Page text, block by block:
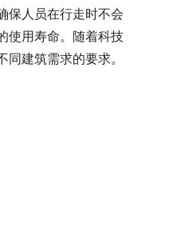
保人员在行走时不会
使用寿命。随着科技
建筑需求的要求。